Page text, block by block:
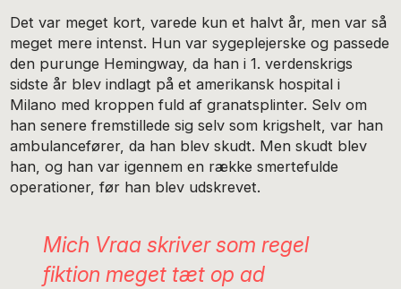
Det var meget kort, varede kun et halvt år, men var så
meget mere intenst. Hun var sygeplejerske og passede
den purunge Hemingway, da han i 1. verdenskrigs
sidste år blev indlagt på et amerikansk hospital i
Milano med kroppen fuld af granatsplinter. Selv om
han senere fremstillede sig selv som krigshelt, var han
ambulancefører, da han blev skudt. Men skudt blev
han, og han var igennem en række smertefulde
operationer, før han blev udskrevet.
Mich Vraa skriver som regel
fiktion meget tæt op ad